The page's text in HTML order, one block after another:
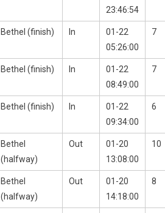
23:46:54
Bethel (finish) In
01-22
05:26:00
7
Bethel (finish) In
01-22
08:49:00
7
Bethel (finish) In
01-22
09:34:00
6
Bethel
(halfway)
Out
01-20
13:08:00
10
Bethel
(halfway)
Out
01-20
14:18:00
8